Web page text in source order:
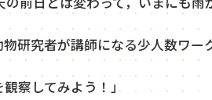
研究者が講師になる少人数ワー
察してみよう！」